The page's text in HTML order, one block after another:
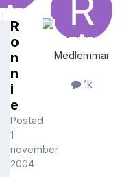
R
o
n
n
i
e
Postad
1
november
2004
Medlemmar
1k